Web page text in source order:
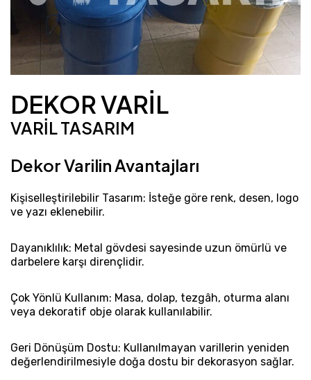
DEKOR VARİL
VARİL TASARIM
Dekor Varilin Avantajları
Kişiselleştirilebilir Tasarım: İsteğe göre renk, desen, logo
ve yazı eklenebilir.
Dayanıklılık: Metal gövdesi sayesinde uzun ömürlü ve
darbelere karşı dirençlidir.
Çok Yönlü Kullanım: Masa, dolap, tezgâh, oturma alanı
veya dekoratif obje olarak kullanılabilir.
Geri Dönüşüm Dostu: Kullanılmayan varillerin yeniden
değerlendirilmesiyle doğa dostu bir dekorasyon sağlar.